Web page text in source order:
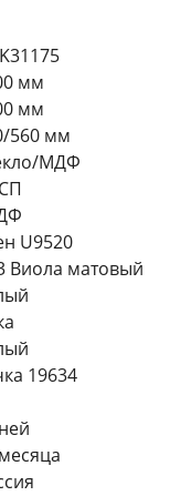
мм
мм
560 мм
МДФ
U9520
Виола матовый
19634